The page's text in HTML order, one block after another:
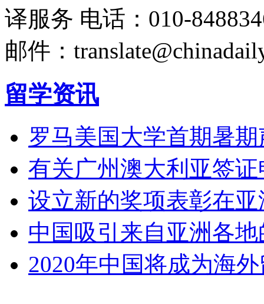
译服务 电话：010-
邮件：
留学资讯
罗马美国大学首期暑
有关广州澳大利亚签
设立新的奖项表彰在
中国吸引来自亚洲各
2020年中国将成为海